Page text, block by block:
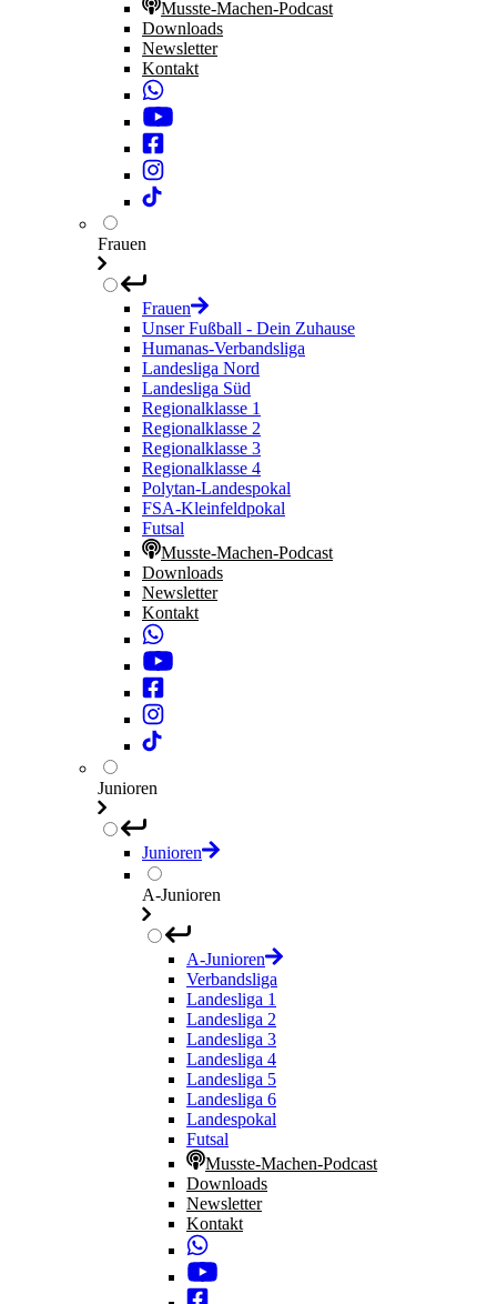
Musste-Machen-Podcast
Downloads
Newsletter
Kontakt
Frauen
Frauen
Unser Fußball - Dein Zuhause
Humanas-Verbandsliga
Landesliga Nord
Landesliga Süd
Regionalklasse 1
Regionalklasse 2
Regionalklasse 3
Regionalklasse 4
Polytan-Landespokal
FSA-Kleinfeldpokal
Futsal
Musste-Machen-Podcast
Downloads
Newsletter
Kontakt
Junioren
Junioren
A-Junioren
A-Junioren
Verbandsliga
Landesliga 1
Landesliga 2
Landesliga 3
Landesliga 4
Landesliga 5
Landesliga 6
Landespokal
Futsal
Musste-Machen-Podcast
Downloads
Newsletter
Kontakt